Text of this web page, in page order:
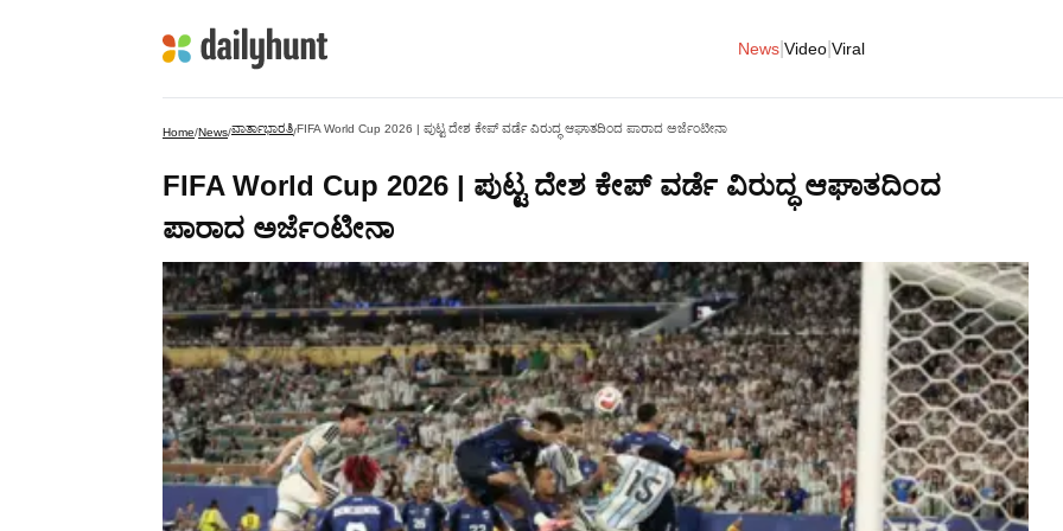
News Video Viral
Home/News/ವಾರ್ತಾಭಾರತಿ/FIFA World Cup 2026 | ಪುಟ್ಟ ದೇಶ ಕೇಪ್ ವರ್ಡೆ ವಿರುದ್ಧ ಆಘಾತದಿಂದ ಪಾರಾದ ಅರ್ಜೆಂಟೀನಾ
FIFA World Cup 2026 | ಪುಟ್ಟ ದೇಶ ಕೇಪ್ ವರ್ಡೆ ವಿರುದ್ಧ ಆಘಾತದಿಂದ
ಪಾರಾದ ಅರ್ಜೆಂಟೀನಾ